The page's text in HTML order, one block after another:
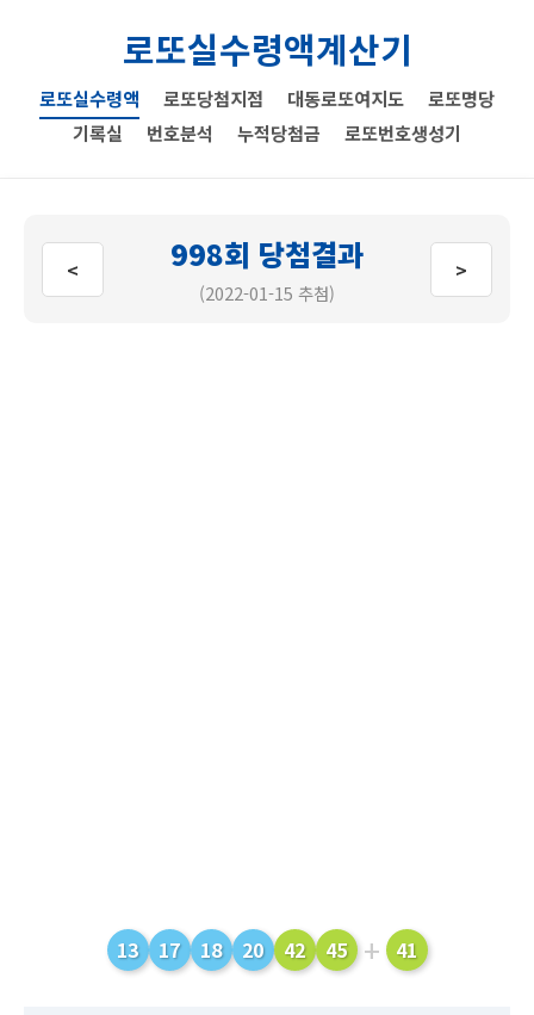
로또실수령액계산기
로또실수령액 로또당첨지점 대동로또여지도
로또명당
기록실
번호분석 누적당첨금 로또번호생성기
< 998회 당첨결과
(2022-01-15 추첨)
>
13 17 18 20 42 45 + 41